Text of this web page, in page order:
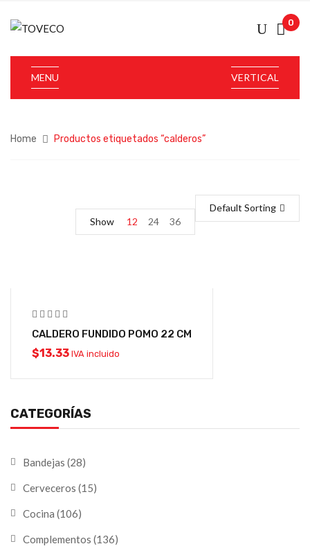
0
VERTICAL
MENU
Home Productos etiquetados “calderos”
CATEGORÍAS
Bandejas (28)
Cerveceros (15)
Cocina (106)
Complementos (136)
Default Sorting
Show
12 24 36
CALDERO FUNDIDO POMO 22 CM
$13.33 IVA incluido